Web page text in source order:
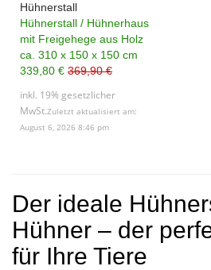
Hühnerstall
Hühnerstall / Hühnerhaus
mit Freigehege aus Holz
ca. 310 x 150 x 150 cm
339,80 € 369,90 €
inkl. 19% gesetzlicher
MwSt.Zuletzt aktualisiert am:
August 6, 2026 8:46 pm
Der ideale
Hühner – der
für Ihre Tiere